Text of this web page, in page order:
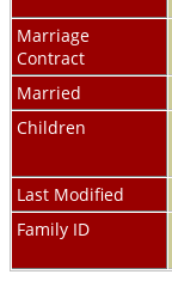
Marriage
Contract
Married
Children
Last Modified
Family ID